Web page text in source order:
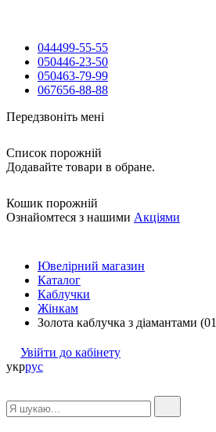
044499-55-55
050446-23-50
050463-79-99
067656-88-88
Передзвоніть мені
Список порожній
Додавайте товари в обране.
Кошик порожній
Ознайомтеся з нашими Акціями
Ювелірний магазин
Каталог
Каблучки
Жінкам
Золота каблучка з діамантами
Увійти до кабінету
укррус